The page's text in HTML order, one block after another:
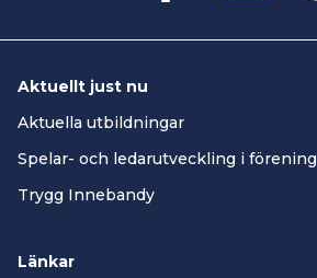
Aktuellt just nu
Aktuella utbildningar
Spelar- och ledarutveckling i förening
Trygg Innebandy
Länkar